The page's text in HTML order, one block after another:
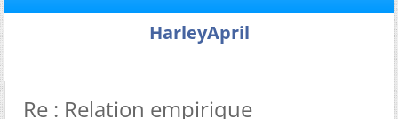
HarleyApril
Re : Relation empirique